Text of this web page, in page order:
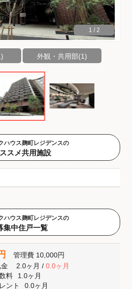
1 / 2
外観・共用部(1)
ハウス麹町レジデンスの
スメ共用施設
ハウス麹町レジデンスの
集中住戸一覧
管理費 10,000円
2.0ヶ月/ 0.0ヶ月
料
1.0ヶ月
ント
0.0ヶ月